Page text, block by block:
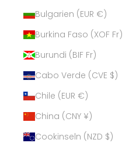
Bulgarien (EUR €)
Burkina Faso (XOF Fr)
Burundi (BIF Fr)
Cabo Verde (CVE $)
Chile (EUR €)
China (CNY ¥)
Cookinseln (NZD $)